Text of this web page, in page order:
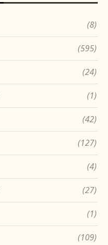
(8)
(595)
(24)
(1)
(42)
(127)
(4)
(27)
(1)
(109)